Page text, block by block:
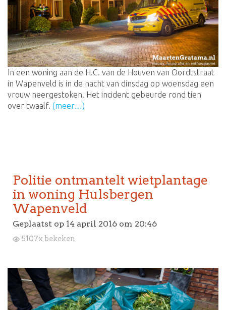
In een woning aan de H.C. van de Houven van Oordtstraat
in Wapenveld is in de nacht van dinsdag op woensdag een
vrouw neergestoken. Het incident gebeurde rond tien
over twaalf. (meer…)
Politie ontmantelt wietplantage
in woning Hulsbergen
Wapenveld
Geplaatst op 14 april 2016 om 20:46
5107x bekeken